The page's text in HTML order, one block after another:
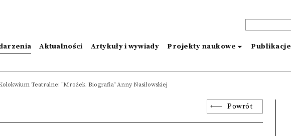
Aktualności Artykuły i wywiady Projekty naukowe Publikacje
Teatralne: "Mrożek. Biografia" Anny Nasiłowskiej
Powrót